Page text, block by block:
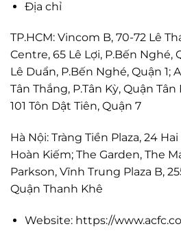
Địa chỉ
TP.HCM: Vincom B, 70-72 Lê
Centre, 65 Lê Lợi, P.Bến Nghé,
Lê Duẩn, P.Bến Nghé, Quận 1;
Tân Thắng, P.Tân Kỳ, Quận
101 Tôn Dật Tiên, Quận 7
Hà Nội: Tràng Tiền Plaza, 24
Hoàn Kiếm; The Garden, The
Parkson, Vĩnh Trung Plaza B,
Quận Thanh Khê
Website: https://